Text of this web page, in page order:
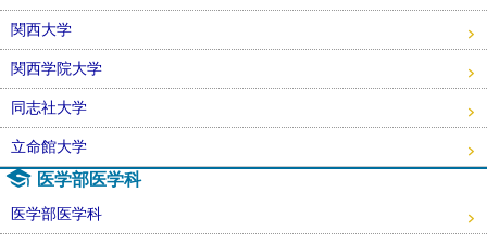
関西大学
関西学院大学
同志社大学
立命館大学
医学部医学科
医学部医学科